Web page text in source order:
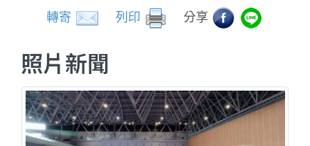
轉寄
列印 分享
照片新聞